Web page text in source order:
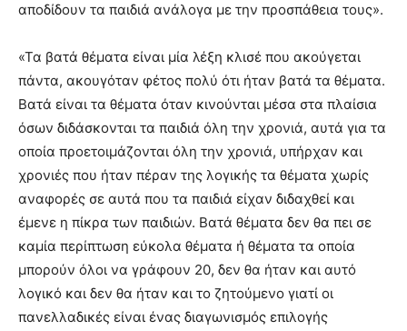
αποδίδουν τα παιδιά ανάλογα με την προσπάθεια τους».
«Τα βατά θέματα είναι μία λέξη κλισέ που ακούγεται
πάντα, ακουγόταν φέτος πολύ ότι ήταν βατά τα θέματα.
Βατά είναι τα θέματα όταν κινούνται μέσα στα πλαίσια
όσων διδάσκονται τα παιδιά όλη την χρονιά, αυτά για τα
οποία προετοιμάζονται όλη την χρονιά, υπήρχαν και
χρονιές που ήταν πέραν της λογικής τα θέματα χωρίς
αναφορές σε αυτά που τα παιδιά είχαν διδαχθεί και
έμενε η πίκρα των παιδιών. Βατά θέματα δεν θα πει σε
καμία περίπτωση εύκολα θέματα ή θέματα τα οποία
μπορούν όλοι να γράφουν 20, δεν θα ήταν και αυτό
λογικό και δεν θα ήταν και το ζητούμενο γιατί οι
πανελλαδικές είναι ένας διαγωνισμός επιλογής